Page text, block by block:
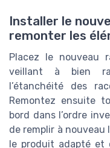
Installer le
remonter les
Placez le nouveau
veillant à bien
l’étanchéité des
Remontez ensuite
bord dans l’ordre
de remplir à
le produit adapté et